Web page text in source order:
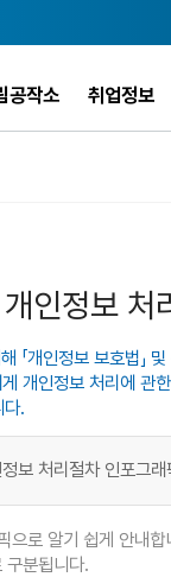
공작소 취업정보
인정보 처
개인정보 보호법
개인정보 처리에
다.
보 처리절차 인포그래
으로 알기 쉽게 안내합
분됩니다.